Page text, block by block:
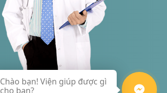
Chào bạn! Viện giúp được gì
cho bạn?